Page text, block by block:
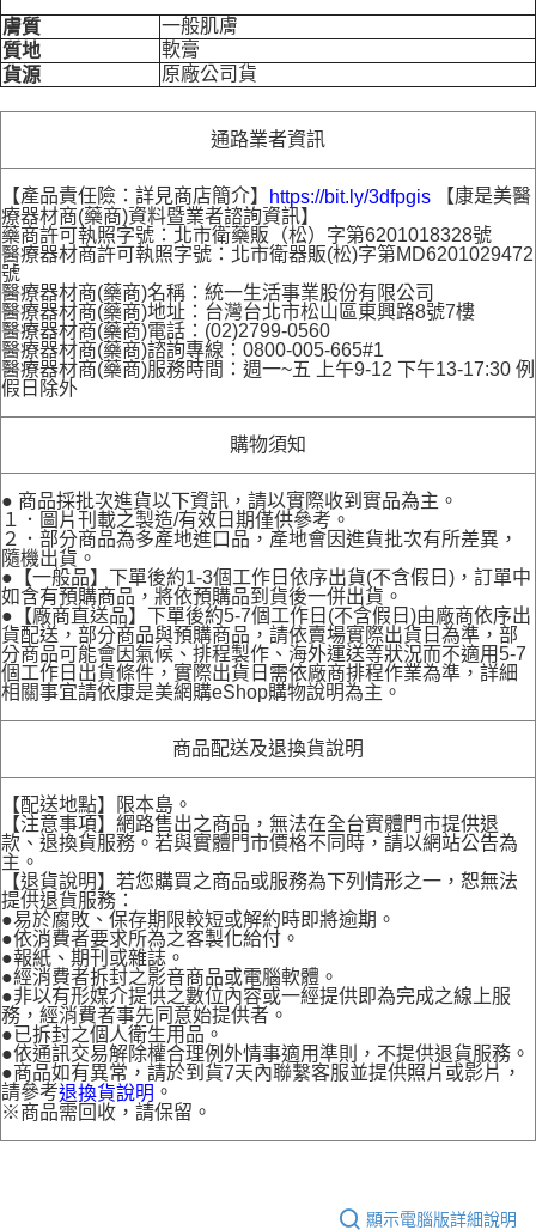
膚質
一般肌膚
質地
軟膏
貨源
原廠公司貨
通路業者資訊
【產品責任險：詳見商店簡介】 https://bit.ly/3dfpgis 【康是美醫
療器材商(藥商)資料暨業者諮詢資訊】
藥商許可執照字號：北市衛藥販（松）字第6201018328號
醫療器材商許可執照字號：北市衛器販(松)字第MD6201029472
號
醫療器材商(藥商)名稱：統一生活事業股份有限公司
醫療器材商(藥商)地址：台灣台北市松山區東興路8號7樓
醫療器材商(藥商)電話：(02)2799-0560
醫療器材商(藥商)諮詢專線：0800-005-665#1
醫療器材商(藥商)服務時間：週一~五 上午9-12 下午13-17:30 例
假日除外
購物須知
● 商品採批次進貨以下資訊，請以實際收到實品為主。
１．圖片刊載之製造/有效日期僅供參考。
２．部分商品為多產地進口品，產地會因進貨批次有所差異，
隨機出貨。
●【一般品】下單後約1-3個工作日依序出貨(不含假日)，訂單中
如含有預購商品，將依預購品到貨後一併出貨。
●【廠商直送品】下單後約5-7個工作日(不含假日)由廠商依序出
貨配送，部分商品與預購商品，請依賣場實際出貨日為準，部
分商品可能會因氣候、排程製作、海外運送等狀況而不適用5-7
個工作日出貨條件，實際出貨日需依廠商排程作業為準，詳細
相關事宜請依康是美網購eShop購物說明為主。
商品配送及退換貨說明
【配送地點】限本島。
【注意事項】網路售出之商品，無法在全台實體門市提供退
款、退換貨服務。若與實體門市價格不同時，請以網站公告為
主。
【退貨說明】若您購買之商品或服務為下列情形之一，恕無法
提供退貨服務：
●易於腐敗、保存期限較短或解約時即將逾期。
●依消費者要求所為之客製化給付。
●報紙、期刊或雜誌。
●經消費者拆封之影音商品或電腦軟體。
●非以有形媒介提供之數位內容或一經提供即為完成之線上服
務，經消費者事先同意始提供者。
●已拆封之個人衛生用品。
●依通訊交易解除權合理例外情事適用準則，不提供退貨服務。
●商品如有異常，請於到貨7天內聯繫客服並提供照片或影片，
請參考退換貨說明 。
※商品需回收，請保留。
顯示電腦版詳細說明